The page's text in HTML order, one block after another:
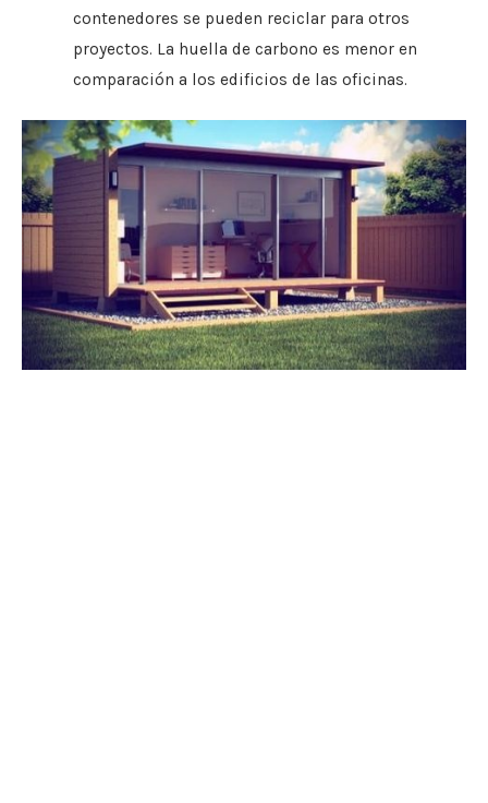
contenedores se pueden reciclar para otros
proyectos. La huella de carbono es menor en
comparación a los edificios de las oficinas.